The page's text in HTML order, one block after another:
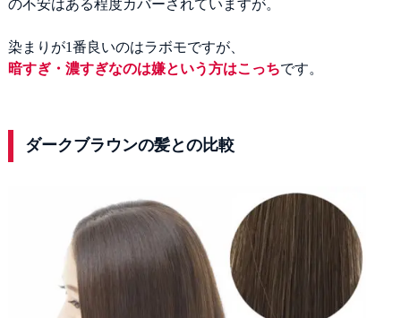
の不安はある程度カバーされていますが。
染まりが1番良いのはラボモですが、
暗すぎ・濃すぎなのは嫌という方はこっちです。
ダークブラウンの髪との比較